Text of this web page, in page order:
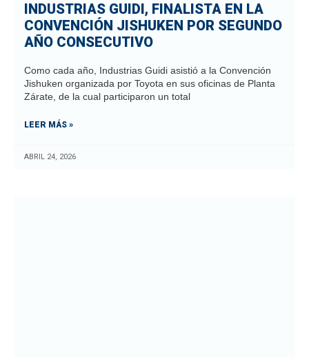
INDUSTRIAS GUIDI, FINALISTA EN LA
CONVENCIÓN JISHUKEN POR SEGUNDO
AÑO CONSECUTIVO
Como cada año, Industrias Guidi asistió a la Convención
Jishuken organizada por Toyota en sus oficinas de Planta
Zárate, de la cual participaron un total
LEER MÁS »
ABRIL 24, 2026